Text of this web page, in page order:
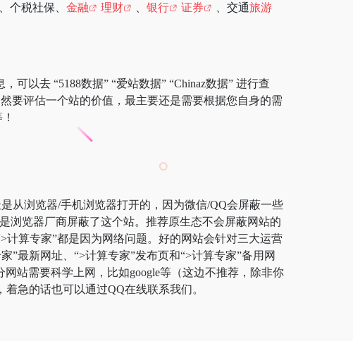
、个税社保、 金融 理财 银行 证券 、交通旅游
可以去 “5188数据” “爱站数据” “Chinaz数据” 进行查
要评估一个站的价值，最主要还是需要根据您自身的需
从浏览器/手机浏览器打开的，因为微信/QQ会屏蔽一些
浏览器厂商屏蔽了这个站。推荐原生态不会屏蔽网站的
算专家”都是因为网络问题。好的网站会针对三大运营
最新网址、“>计算专家”发布页和“>计算专家”备用网
站需要科学上网，比如google等（这边不推荐，除非你
急的话也可以通过QQ在线联系我们。